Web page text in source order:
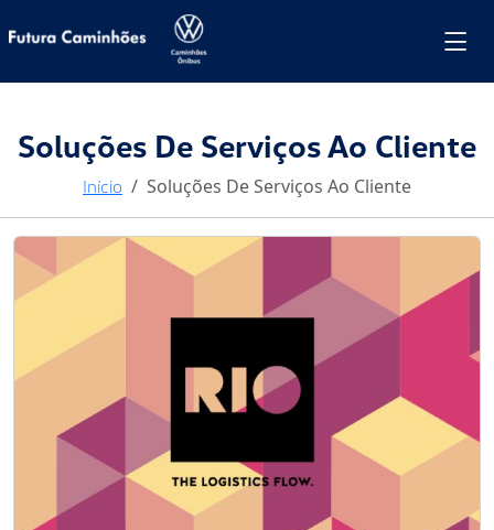
Futura Caminhões Volkswagen
Soluções De Serviços Ao Cliente
Início Soluções De Serviços Ao Cliente